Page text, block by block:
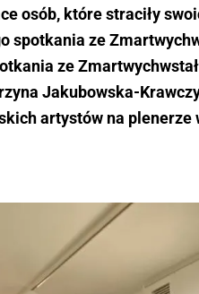
osób, które straciły
spotkania ze
ze
Jakubowska-
artystów na plenerze